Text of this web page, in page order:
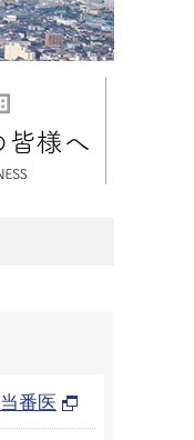
番医